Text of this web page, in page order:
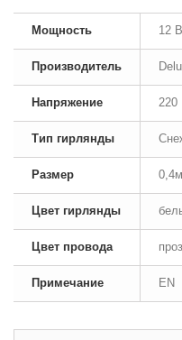
Мощность 12
Производитель
Напряжение 220
Тип гирлянды
Размер 0,4м
Цвет гирлянды
Цвет провода
Примечание EN